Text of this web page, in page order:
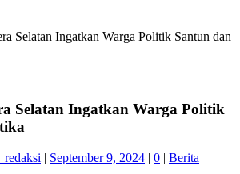
Selatan Ingatkan Warga Politik Santun dan
Selatan Ingatkan Warga Politik
| September 9, 2024 | 0 | Berita